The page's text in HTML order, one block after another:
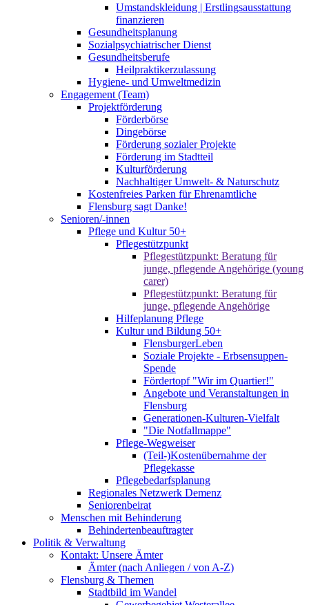
Umstandskleidung | Erstlingsausstattung
finanzieren
Gesundheitsplanung
Sozialpsychiatrischer Dienst
Gesundheitsberufe
Heilpraktikerzulassung
Hygiene- und Umweltmedizin
Engagement (Team)
Projektförderung
Förderbörse
Dingebörse
Förderung sozialer Projekte
Förderung im Stadtteil
Kulturförderung
Nachhaltiger Umwelt- & Naturschutz
Kostenfreies Parken für Ehrenamtliche
Flensburg sagt Danke!
Senioren/-innen
Pflege und Kultur 50+
Pflegestützpunkt
Pflegestützpunkt: Beratung für
junge, pflegende Angehörige (young
carer)
Pflegestützpunkt: Beratung für
junge, pflegende Angehörige
Hilfeplanung Pflege
Kultur und Bildung 50+
FlensburgerLeben
Soziale Projekte - Erbsensuppen-
Spende
Fördertopf "Wir im Quartier!"
Angebote und Veranstaltungen in
Flensburg
Generationen-Kulturen-Vielfalt
"Die Notfallmappe"
Pflege-Wegweiser
(Teil-)Kostenübernahme der
Pflegekasse
Pflegebedarfsplanung
Regionales Netzwerk Demenz
Seniorenbeirat
Menschen mit Behinderung
Behindertenbeauftragter
Politik & Verwaltung
Kontakt: Unsere Ämter
Ämter (nach Anliegen / von A-Z)
Flensburg & Themen
Stadtbild im Wandel